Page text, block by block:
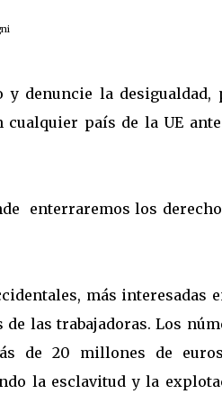
denuncie la desigualdad,
país de la UE
enterraremos los
más interesadas
las trabajadoras. Los
de 20 millones de
la esclavitud y la